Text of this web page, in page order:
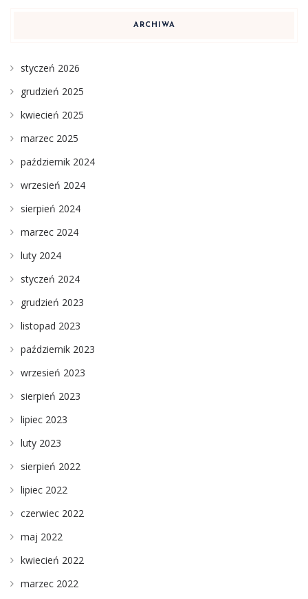
ARCHIWA
styczeń 2026
grudzień 2025
kwiecień 2025
marzec 2025
październik 2024
wrzesień 2024
sierpień 2024
marzec 2024
luty 2024
styczeń 2024
grudzień 2023
listopad 2023
październik 2023
wrzesień 2023
sierpień 2023
lipiec 2023
luty 2023
sierpień 2022
lipiec 2022
czerwiec 2022
maj 2022
kwiecień 2022
marzec 2022